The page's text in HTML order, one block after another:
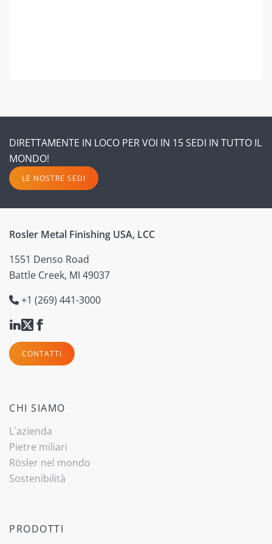
DIRETTAMENTE IN LOCO PER VOI IN 15 SEDI IN TUTTO IL
MONDO!
LE NOSTRE SEDI
Rosler Metal Finishing USA, LCC
1551 Denso Road
Battle Creek, MI 49037
+1 (269) 441-3000
CONTATTI
CHI SIAMO
L´azienda
Pietre miliari
Rösler nel mondo
Sostenibilità
PRODOTTI